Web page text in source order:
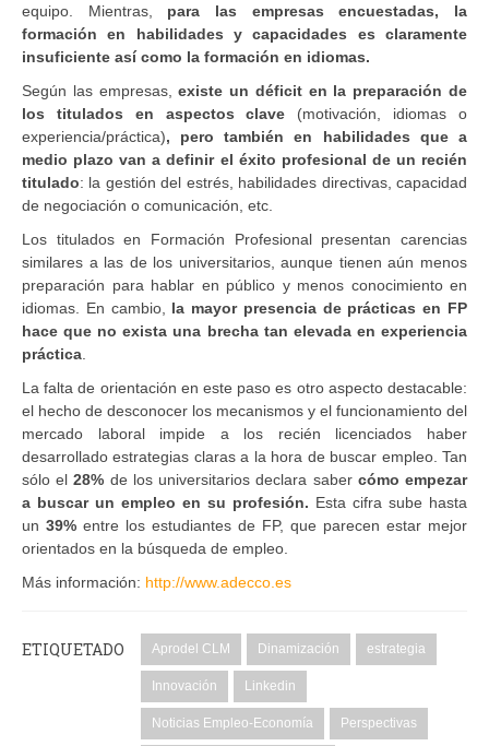
equipo. Mientras, para las empresas encuestadas, la
formación en habilidades y capacidades es claramente
insuficiente así como la formación en idiomas.
Según las empresas,existe un déficit en la preparación de
los titulados en aspectos clave (motivación, idiomas o
experiencia/práctica), pero también en habilidades que a
medio plazo van a definir el éxito profesional de un recién
titulado: la gestión del estrés, habilidades directivas, capacidad
de negociación o comunicación, etc.
Los titulados en Formación Profesional presentan carencias
similares a las de los universitarios, aunque tienen aún menos
preparación para hablar en público y menos conocimiento en
idiomas. En cambio, la mayor presencia de prácticas en FP
hace que no exista una brecha tan elevada en experiencia
práctica
La falta de orientación en este paso es otro aspecto destacable:
el hecho de desconocer los mecanismos y el funcionamiento del
mercado laboral impide a los recién licenciados haber
desarrollado estrategias claras a la hora de buscar empleo. Tan
sólo el28% de los universitarios declara saber cómo empezar
a buscar un empleo en su profesión. Esta cifra sube hasta
un 39% entre los estudiantes de FP, que parecen estar mejor
orientados en la búsqueda de empleo.
Más información: http://www.adecco.es
ETIQUETADO Aprodel CLM Dinamización estrategia
Innovación Linkedin
Noticias Empleo-Economía Perspectivas